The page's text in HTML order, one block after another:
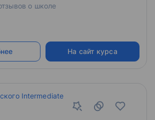
о школе
На сайт курса